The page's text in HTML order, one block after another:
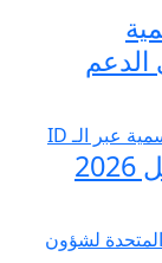
خطوات شحن شدات ببجي موبايل 2026